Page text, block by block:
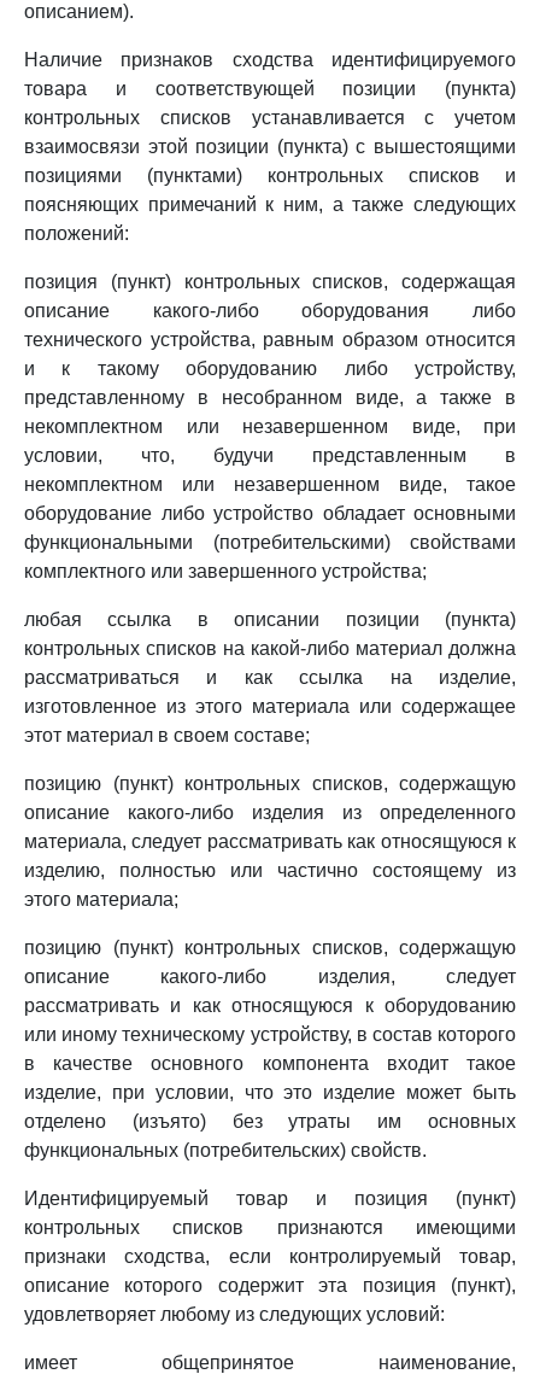
описанием).
Наличие признаков сходства идентифицируемого
товара и соответствующей позиции (пункта)
контрольных списков устанавливается с учетом
взаимосвязи этой позиции (пункта) с вышестоящими
позициями (пунктами) контрольных списков и
поясняющих примечаний к ним, а также следующих
положений:
позиция (пункт) контрольных списков, содержащая
описание какого-либо оборудования либо
технического устройства, равным образом относится
и к такому оборудованию либо устройству,
представленному в несобранном виде, а также в
некомплектном или незавершенном виде, при
условии, что, будучи представленным в
некомплектном или незавершенном виде, такое
оборудование либо устройство обладает основными
функциональными (потребительскими) свойствами
комплектного или завершенного устройства;
любая ссылка в описании позиции (пункта)
контрольных списков на какой-либо материал должна
рассматриваться и как ссылка на изделие,
изготовленное из этого материала или содержащее
этот материал в своем составе;
позицию (пункт) контрольных списков, содержащую
описание какого-либо изделия из определенного
материала, следует рассматривать как относящуюся к
изделию, полностью или частично состоящему из
этого материала;
позицию (пункт) контрольных списков, содержащую
описание какого-либо изделия, следует
рассматривать и как относящуюся к оборудованию
или иному техническому устройству, в состав которого
в качестве основного компонента входит такое
изделие, при условии, что это изделие может быть
отделено (изъято) без утраты им основных
функциональных (потребительских) свойств.
Идентифицируемый товар и позиция (пункт)
контрольных списков признаются имеющими
признаки сходства, если контролируемый товар,
описание которого содержит эта позиция (пункт),
удовлетворяет любому из следующих условий:
имеет общепринятое наименование,